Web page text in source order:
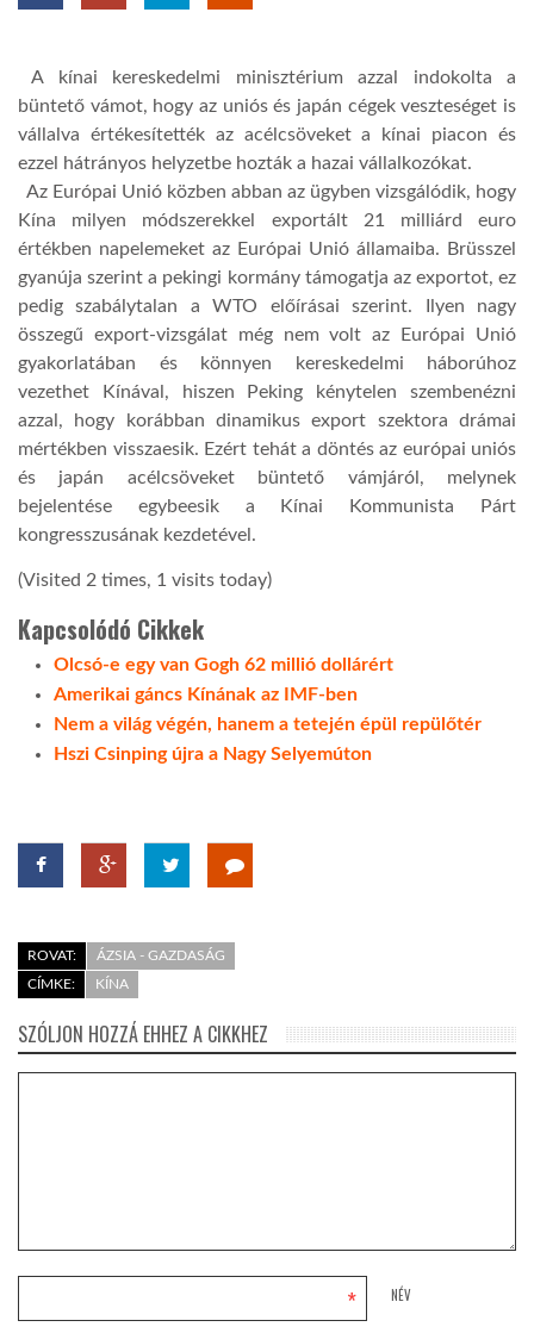
A NAP SZÉPE
LINKTR.EE
GLOBOZSARU
DOBRAVERO.HU
LATIMO.HU
GLOBOBOOK
A kínai kereskedelmi minisztérium azzal indokolta a
büntető vámot, hogy az uniós és japán cégek veszteséget is
vállalva értékesítették az acélcsöveket a kínai piacon és
ezzel hátrányos helyzetbe hozták a hazai vállalkozókat.
Az Európai Unió közben abban az ügyben vizsgálódik, hogy
Kína milyen módszerekkel exportált 21 milliárd euro
értékben napelemeket az Európai Unió államaiba. Brüsszel
gyanúja szerint a pekingi kormány támogatja az exportot, ez
pedig szabálytalan a WTO előírásai szerint. Ilyen nagy
összegű export-vizsgálat még nem volt az Európai Unió
gyakorlatában és könnyen kereskedelmi háborúhoz
vezethet Kínával, hiszen Peking kénytelen szembenézni
azzal, hogy korábban dinamikus export szektora drámai
mértékben visszaesik. Ezért tehát a döntés az európai uniós
és japán acélcsöveket büntető vámjáról, melynek
bejelentése egybeesik a Kínai Kommunista Párt
kongresszusának kezdetével.
(Visited 2 times, 1 visits today)
Kapcsolódó Cikkek
Olcsó-e egy van Gogh 62 millió dollárért
Amerikai gáncs Kínának az IMF-ben
Nem a világ végén, hanem a tetején épül repülőtér
Hszi Csinping újra a Nagy Selyemúton
ROVAT:
ÁZSIA - GAZDASÁG
CÍMKE:
KÍNA
SZÓLJON HOZZÁ EHHEZ A CIKKHEZ
NÉV
*